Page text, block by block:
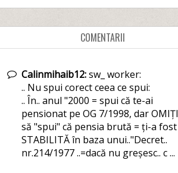
COMENTARII
Calinmihaib12:sw_ worker:
.. Nu spui corect ceea ce spui:
.. În.. anul "2000 = spui că te-ai
pensionat pe OG 7/1998, dar OMIȚI
să "spui" că pensia brută = ți-a fost
STABILITĂ în baza unui.."Decret..
nr.214/1977 ..=dacă nu greșesc.. c ...